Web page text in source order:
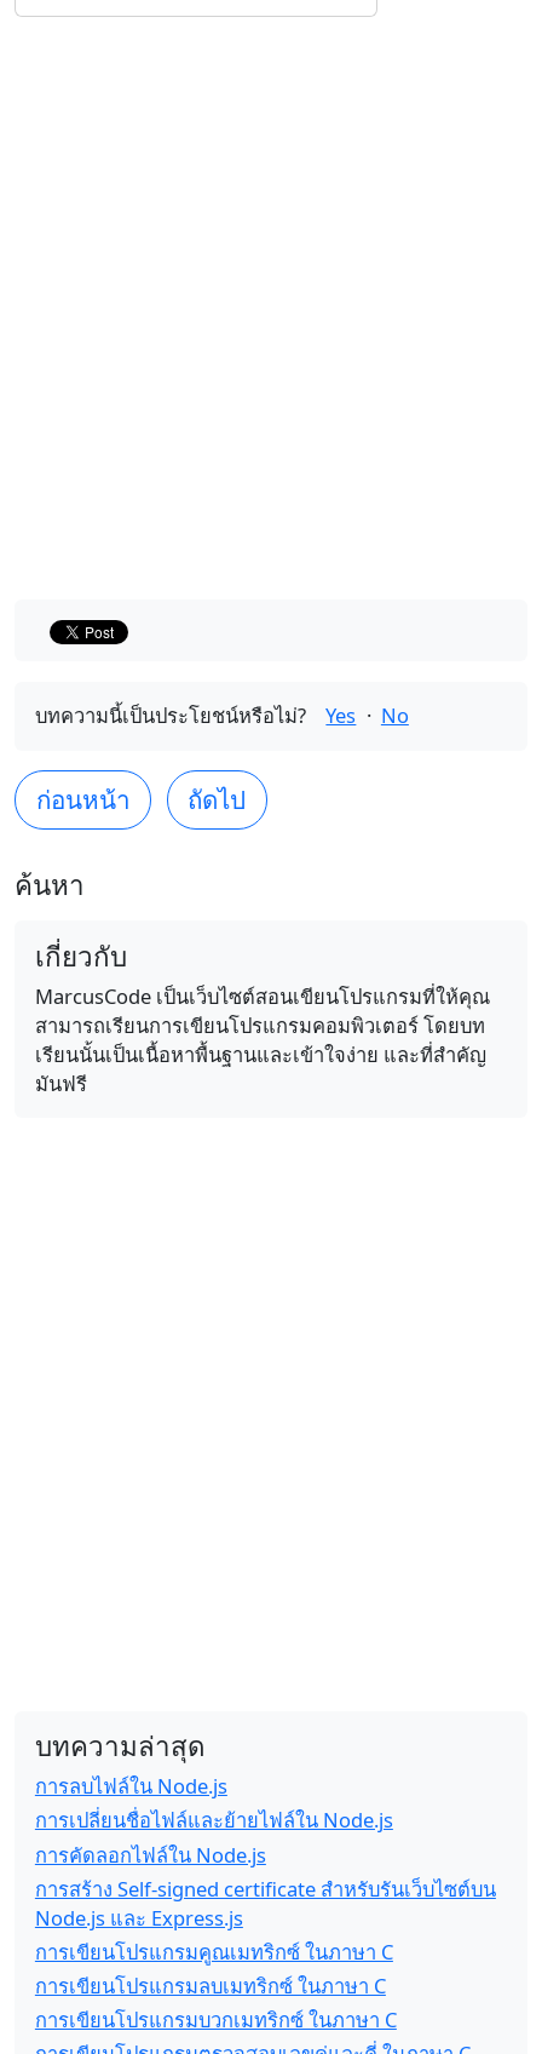
บทความนี้เป็นประโยชน์หรือไม่? Yes · No
ก่อนหน้า ถัดไป
ค้นหา
เกี่ยวกับ
MarcusCode เป็นเว็บไซต์สอนเขียนโปรแกรมที่ให้คุณ
สามารถเรียนการเขียนโปรแกรมคอมพิวเตอร์ โดยบท
เรียนนั้นเป็นเนื้อหาพื้นฐานและเข้าใจง่าย และที่สำคัญ
มันฟรี
บทความล่าสุด
การลบไฟล์ใน Node.js
การเปลี่ยนชื่อไฟล์และย้ายไฟล์ใน Node.js
การคัดลอกไฟล์ใน Node.js
การสร้าง Self-signed certificate สำหรับรันเว็บไซต์บน
Node.js และ Express.js
การเขียนโปรแกรมคูณเมทริกซ์ ในภาษา C
การเขียนโปรแกรมลบเมทริกซ์ ในภาษา C
การเขียนโปรแกรมบวกเมทริกซ์ ในภาษา C